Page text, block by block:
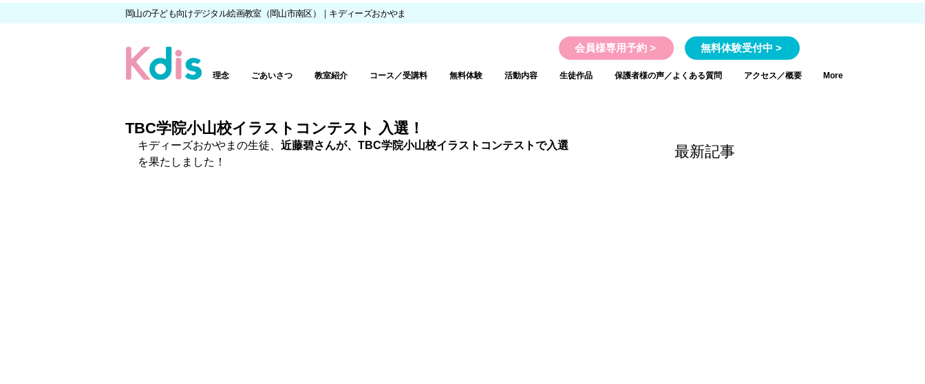
岡山の子ども向けデジタル絵画教室（岡山市南区）｜キディーズおかやま
会員様専用予約 > 無料体験受付中 >
理念 ごあいさつ 教室紹介 コース／受講料 無料体験 活動内容 生徒作品 保護者様の声／よくある質問 アクセス／概要 More
TBC学院小山校イラストコンテスト 入選！
キディーズおかやまの生徒、 近藤碧さんが、TBC学院小山校イラストコンテストで入選
を果たしました！
最新記事